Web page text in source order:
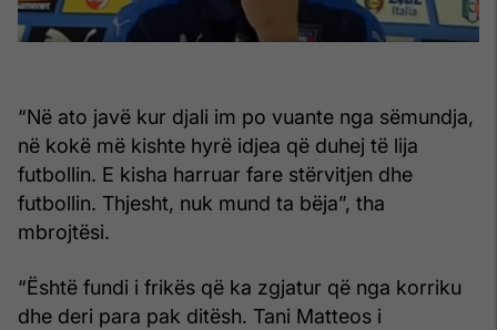
“Në ato javë kur djali im po vuante nga sëmundja,
në kokë më kishte hyrë idjea që duhej të lija
futbollin. E kisha harruar fare stërvitjen dhe
futbollin. Thjesht, nuk mund ta bëja”, tha
mbrojtësi.
“Është fundi i frikës që ka zgjatur që nga korriku
dhe deri para pak ditësh. Tani Matteos i